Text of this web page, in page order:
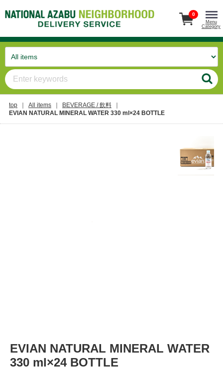
0
Menu
Category
top All items
BEVERAGE / 飲料
EVIAN NATURAL MINERAL WATER 330 ml×24 BOTTLE
EVIAN NATURAL MINERAL WATER
330 ml×24 BOTTLE